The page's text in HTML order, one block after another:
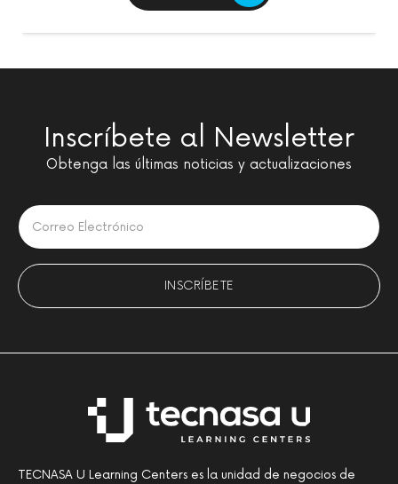
Inscríbete al Newsletter
Obtenga las últimas noticias y actualizaciones
Please leave this field empty.
TECNASA U Learning Centers es la unidad de negocios de